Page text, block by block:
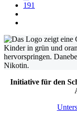
191
Initiative für den